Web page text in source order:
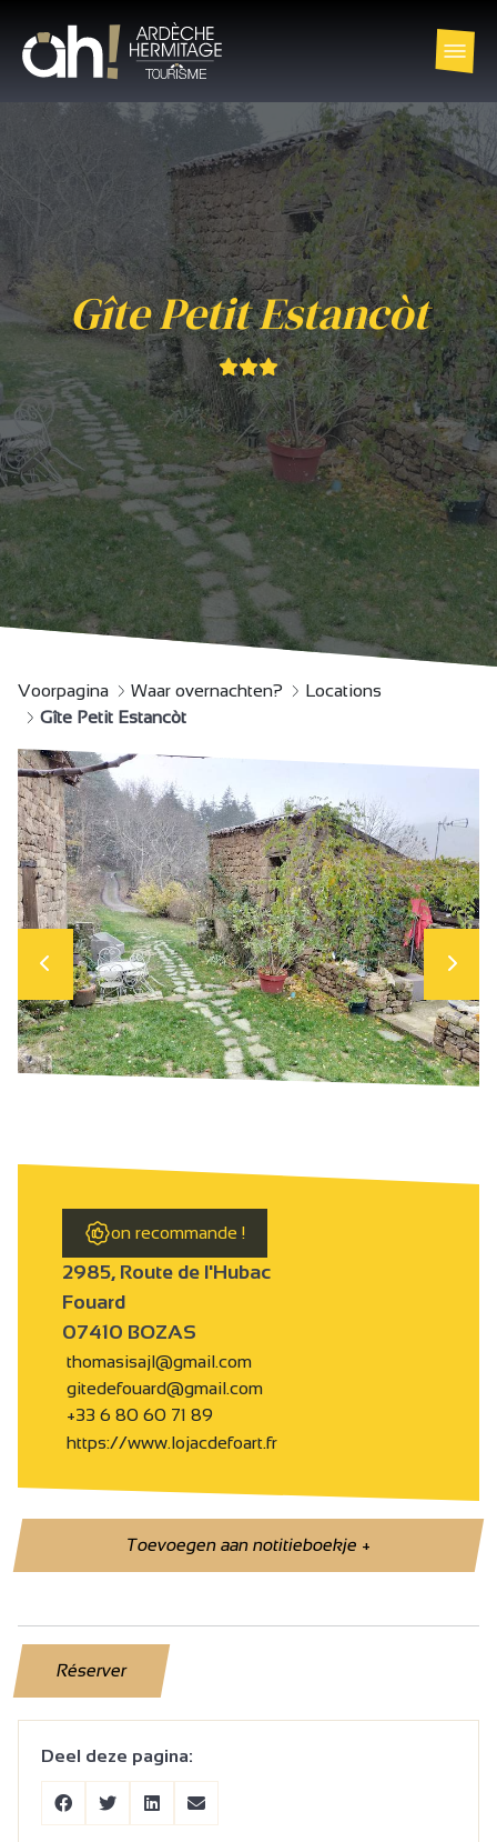
Gîte Petit Estancòt
Voorpagina Waar overnachten?
Locations
Gîte Petit Estancòt
on recommande !
2985, Route de l'Hubac
Fouard
07410 BOZAS
thomasisajl@gmail.com
gitedefouard@gmail.com
+33 6 80 60 71 89
https://www.lojacdefoart.fr
Toevoegen aan notitieboekje+
Réserver
Deel deze pagina: